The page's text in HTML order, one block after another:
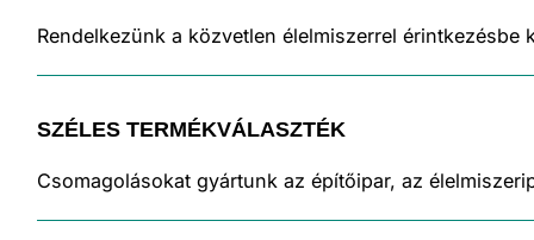
Rendelkezünk a közvetlen élelmiszerrel
SZÉLES TERMÉKVÁLASZTÉK
Csomagolásokat gyártunk az építőipar, az